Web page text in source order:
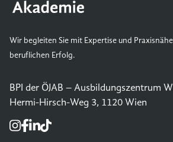
Wir begleiten Sie mit Expertise und
beruflichen Erfolg.
BPI der ÖJAB – Ausbildungszentrum
Hermi-Hirsch-Weg 3, 1120 Wien